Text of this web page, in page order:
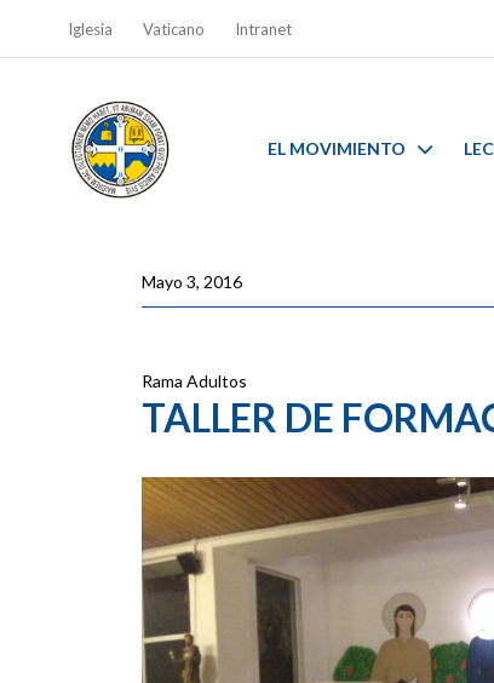
Iglesia Vaticano Intranet
EL MOVIMIENTO
Mayo 3, 2016
Rama Adultos
TALLER DE